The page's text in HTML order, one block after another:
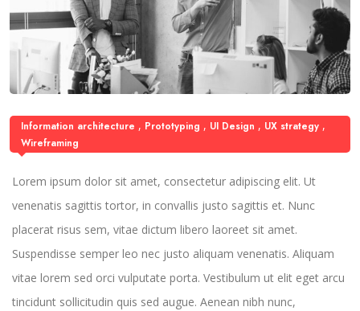
Information architecture , Prototyping , UI Design , UX strategy ,
Wireframing
Lorem ipsum dolor sit amet, consectetur adipiscing elit. Ut
venenatis sagittis tortor, in convallis justo sagittis et. Nunc
placerat risus sem, vitae dictum libero laoreet sit amet.
Suspendisse semper leo nec justo aliquam venenatis. Aliquam
vitae lorem sed orci vulputate porta. Vestibulum ut elit eget arcu
tincidunt sollicitudin quis sed augue. Aenean nibh nunc,